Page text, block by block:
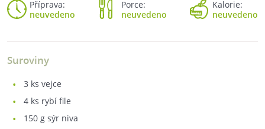
Příprava:
neuvedeno
Porce:
neuvedeno
Kalorie:
neuvedeno
Suroviny
3 ks vejce
4 ks rybí file
150 g sýr niva